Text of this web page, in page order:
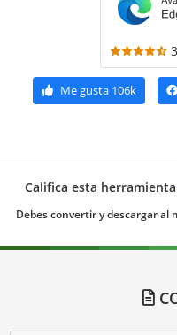
Me gusta106k
Califica esta herramienta
Debes convertir y descargar al